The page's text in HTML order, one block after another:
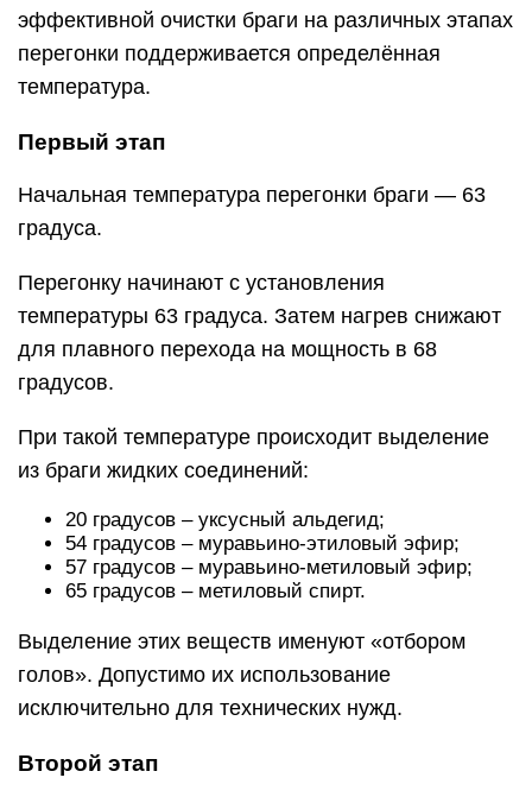
эффективной очистки браги на различных этапах
перегонки поддерживается определённая
температура.
Первый этап
Начальная температура перегонки браги — 63
градуса.
Перегонку начинают с установления
температуры 63 градуса. Затем нагрев снижают
для плавного перехода на мощность в 68
градусов.
При такой температуре происходит выделение
из браги жидких соединений:
20 градусов – уксусный альдегид;
54 градусов – муравьино-этиловый эфир;
57 градусов – муравьино-метиловый эфир;
65 градусов – метиловый спирт.
Выделение этих веществ именуют «отбором
голов». Допустимо их использование
исключительно для технических нужд.
Второй этап